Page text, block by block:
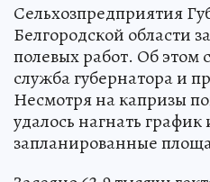
Сельхозпредприятия
Белгородской области
полевых работ. Об этом
служба губернатора и
Несмотря на капризы
удалось нагнать график
запланированные